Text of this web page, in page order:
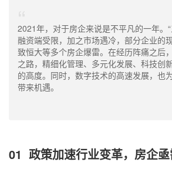
“
2021年，对于房企来说是不平凡的一年。
融资端受限，加之市场遇冷，部分企业的
致恒大等多个房企爆雷。在经历阵痛之后
之路，精细化管理、多元化发展、科技创
的高度。同时，数字技术的高速发展，也
带来机遇。
01 政策加速行业变革，房企